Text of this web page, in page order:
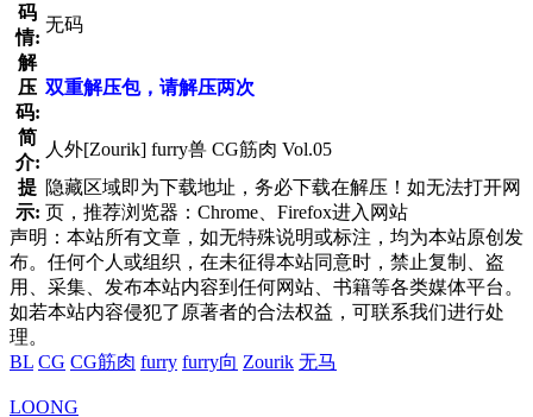
码
情:
无码
解
压
码:
双重解压包，请解压两次
简
介:
人外[Zourik] furry兽 CG筋肉 Vol.05
提
示:
隐藏区域即为下载地址，务必下载在解压！如无法打开网
页，推荐浏览器：Chrome、Firefox进入网站
声明：本站所有文章，如无特殊说明或标注，均为本站原创发
布。任何个人或组织，在未征得本站同意时，禁止复制、盗
用、采集、发布本站内容到任何网站、书籍等各类媒体平台。
如若本站内容侵犯了原著者的合法权益，可联系我们进行处
理。
BL CG CG筋肉 furry furry向 Zourik 无马
LOONG